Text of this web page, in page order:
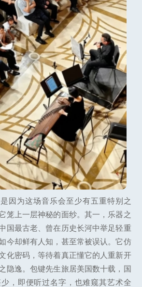
因为这场音乐会至少有五重特别之
笼上一层神秘的面纱。其一，乐器之
国最古老、曾在历史长河中举足轻重
今却鲜有人知，甚至常被误认。它仿
化密码，等待着真正懂它的人重新开
隐逸。包键先生旅居美国数十载，国
，即便听过名字，也难窥其艺术全